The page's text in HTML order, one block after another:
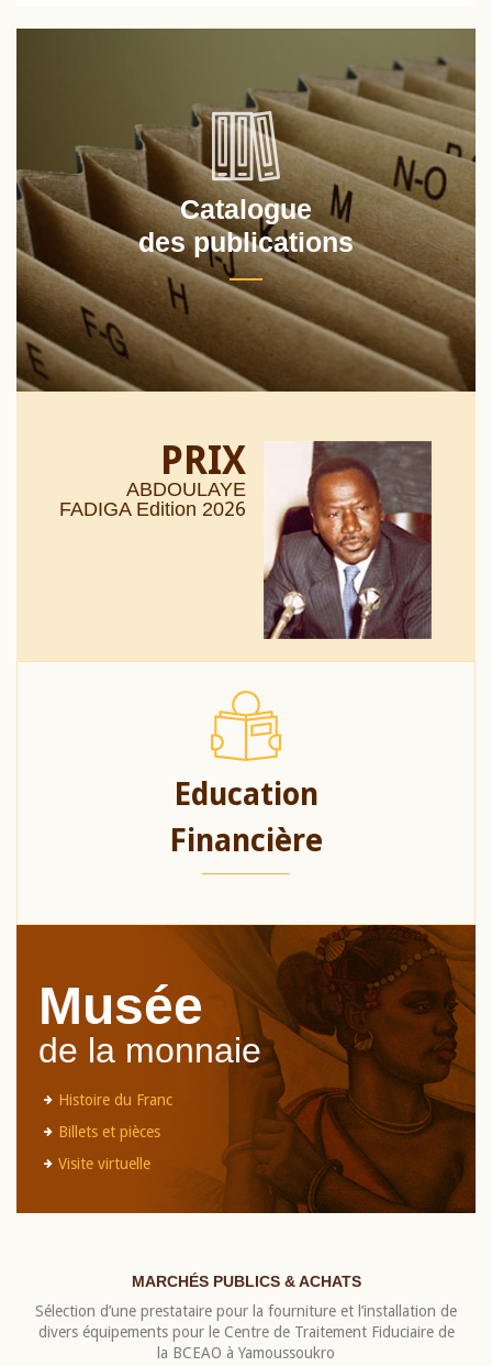
Catalogue
des publications
PRIX
ABDOULAYE
FADIGA Edition 2026
Education
Financière
Musée
de la monnaie
Histoire du Franc
Billets et pièces
Visite virtuelle
MARCHÉS PUBLICS & ACHATS
Sélection d’une prestataire pour la fourniture et l’installation de
divers équipements pour le Centre de Traitement Fiduciaire de
la BCEAO à Yamoussoukro